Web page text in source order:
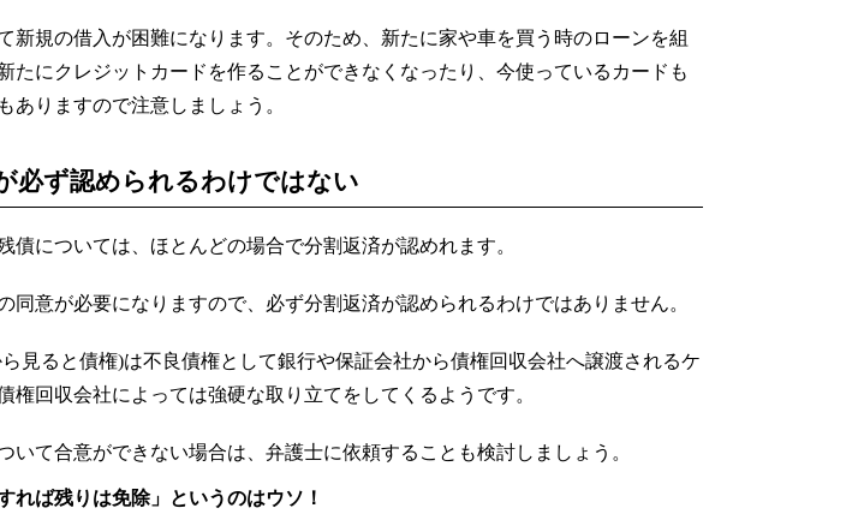
新規の借入が困難になります。そのため、新たに家や車を買う時のローンを組
たにクレジットカードを作ることができなくなったり、今使っているカードも
ありますので注意しましょう。
必ず認められるわけではない
債については、ほとんどの場合で分割返済が認めれます。
同意が必要になりますので、必ず分割返済が認められるわけではありません。
見ると債権)は不良債権として銀行や保証会社から債権回収会社へ譲渡されるケ
権回収会社によっては強硬な取り立てをしてくるようです。
いて合意ができない場合は、弁護士に依頼することも検討しましょう。
ば残りは免除」というのはウソ！